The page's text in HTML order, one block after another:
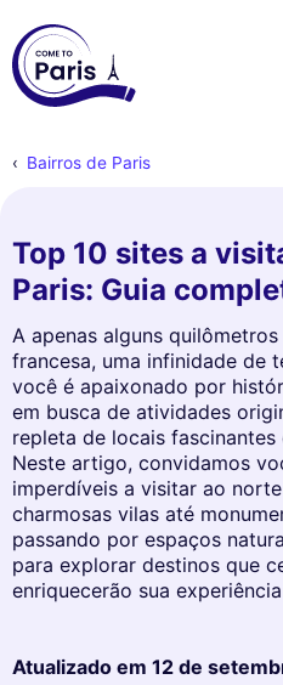
Bairros de Paris
Top 10 sites a
Paris: Guia
A apenas alguns
francesa, uma infinidade de
você é apaixonado por
em busca de atividades
repleta de locais
Neste artigo, convidamos
imperdíveis a visitar ao
charmosas vilas até
passando por espaços
para explorar destinos que
enriquecerão sua
Atualizado em 12 de